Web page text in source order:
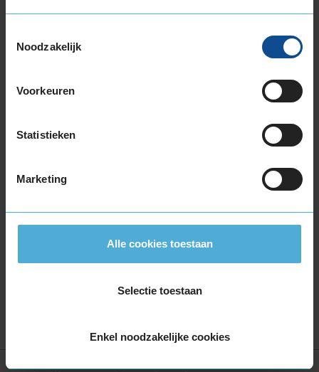
Noodzakelijk
Voorkeuren
Statistieken
Marketing
Alle cookies toestaan
Selectie toestaan
Enkel noodzakelijke cookies
Laufenn G FIT EQ+
Laufenn S FIT EQ+
Laufenn S FIT2 SUV
Laufenn X FIT AT
4-seizoensbanden
Laufenn X FIT VAN 4S